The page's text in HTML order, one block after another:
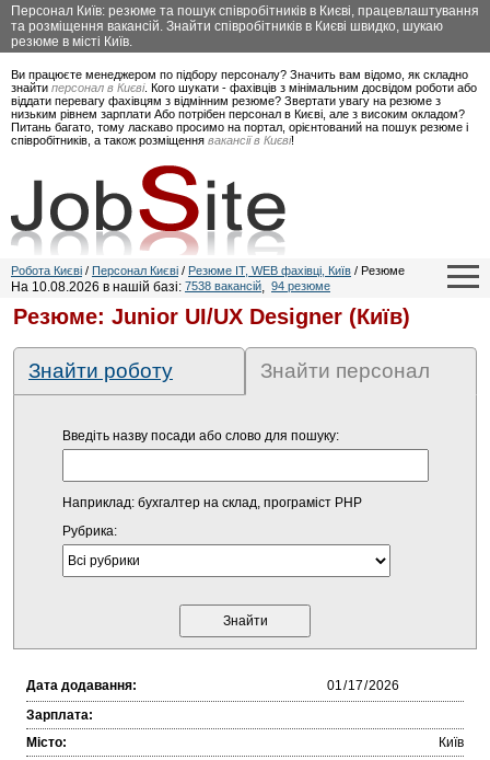
Персонал Київ: резюме та пошук співробітників в Києві, працевлаштування
та розміщення вакансій. Знайти співробітників в Києві швидко, шукаю
резюме в місті Київ.
Ви працюєте менеджером по підбору персоналу? Значить вам відомо, як складно
знайти персонал в Києві. Кого шукати - фахівців з мінімальним досвідом роботи або
віддати перевагу фахівцям з відмінним резюме? Звертати увагу на резюме з
низьким рівнем зарплати Або потрібен персонал в Києві, але з високим окладом?
Питань багато, тому ласкаво просимо на портал, орієнтований на пошук резюме і
співробітників, а також розміщення вакансії в Києві!
Робота Києві / Персонал Києві / Резюме IT, WEB фахівці, Київ / Резюме
На 10.08.2026 в нашій базі: 7538 вакансій, 94 резюме
Резюме: Junior UI/UX Designer (Київ)
Знайти роботу Знайти персонал
Введіть назву посади або слово для пошуку:
Наприклад: бухгалтер на склад, програміст PHP
Рубрика:
Дата додавання:
Зарплата:
Місто:
Київ